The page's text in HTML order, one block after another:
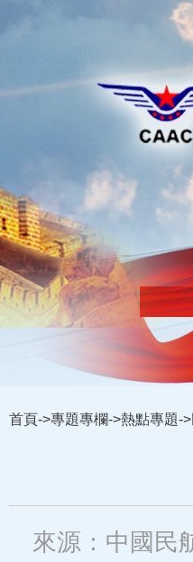
首頁->專題專欄->熱點專題->
來源：中國民